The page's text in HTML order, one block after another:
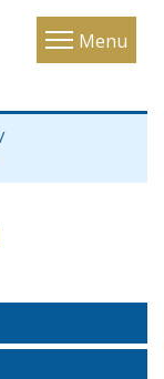
Menu
Toggle